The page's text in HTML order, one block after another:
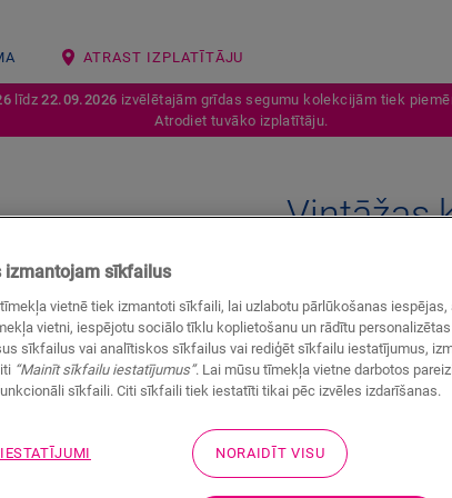
ATRAST IZPLATĪTĀJU
līdz22.09.2026 izvēlētajām grīdas segumu kolekcijām tiek
Atrodiet tuvāko izplatītāju.
Vintāžas
izmantojam sīkfailus
vietnē tiek izmantoti sīkfaili, lai uzlabotu pārlūkošanas
vietni, iespējotu sociālo tīklu koplietošanu un rādītu
sīkfailus vai analītiskos sīkfailus vai rediģēt sīkfailu iestatījumus,
“Mainīt sīkfailu iestatījumus”. Lai mūsu tīmekļa vietne darbotos
sīkfaili. Citi sīkfaili tiek iestatīti tikai pēc izvēles izdarīšanas.
NORAIDĪT VISU